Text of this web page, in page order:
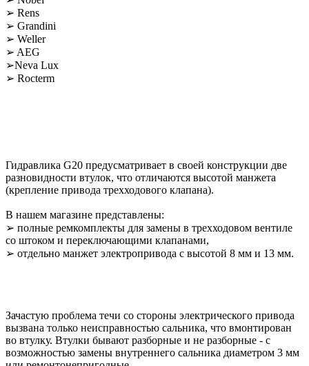
➢ Rens
➢ Grandini
➢ Weller
➢ AEG
➢Neva Lux
➢ Rocterm
Гидравлика G20 предусматривает в своей конструкции две
разновидности втулок, что отличаются высотой манжета
(крепление привода трехходового клапана).
В нашем магазине представлены:
➢ полные ремкомплекты для замены в трехходовом вентиле
со штоком и переключающими клапанами,
➢ отдельно манжет электропривода с высотой 8 мм и 13 мм.
Зачастую проблема течи со стороны электрического привода
вызвана только неисправностью сальника, что вмонтирован
во втулку. Втулки бывают разборные и не разборные - с
возможностью замены внутреннего сальника диаметром 3 мм